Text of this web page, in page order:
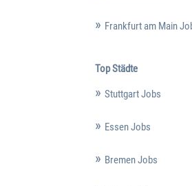
Frankfurt am Main
Top Städte
Stuttgart Jobs
Essen Jobs
Bremen Jobs